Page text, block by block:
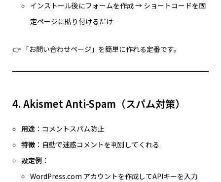
インストール後にフォームを作成 → ショートコードを固
定ページに貼り付けるだけ
👉 「お問い合わせページ」を簡単に作れる定番です。
4. Akismet Anti-Spam（スパム対策）
用途 ：コメントスパム防止
特徴 ：自動で迷惑コメントを判別してくれる
設定例 ：
WordPress.com アカウントを作成してAPIキーを入力